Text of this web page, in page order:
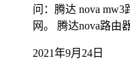
问：腾达 nova
网。 腾达nova路由
2021年9月24日